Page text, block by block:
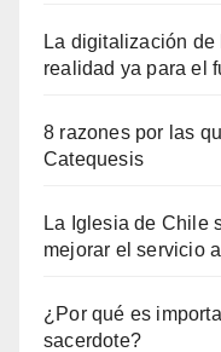
La digitalización
realidad ya para el
8 razones por las
Catequesis
La Iglesia de Chile
mejorar el servicio
¿Por qué es
sacerdote?